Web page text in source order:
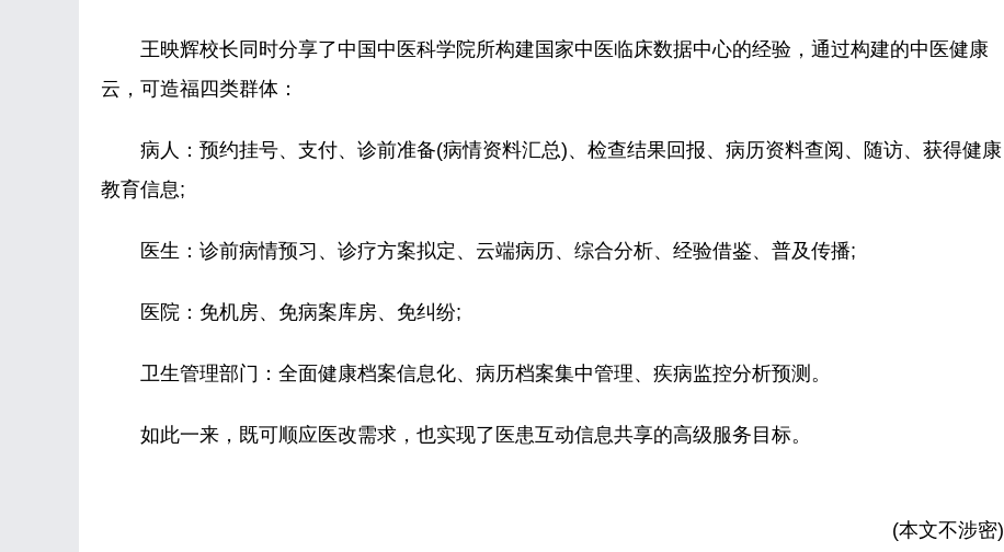
王映辉校长同时分享了中国中医科学院所构建国家中医临床数据中心的经验，通过构建的中医健康
云，可造福四类群体：
病人：预约挂号、支付、诊前准备(病情资料汇总)、检查结果回报、病历资料查阅、随访、获得健康
教育信息;
医生：诊前病情预习、诊疗方案拟定、云端病历、综合分析、经验借鉴、普及传播;
医院：免机房、免病案库房、免纠纷;
卫生管理部门：全面健康档案信息化、病历档案集中管理、疾病监控分析预测。
如此一来，既可顺应医改需求，也实现了医患互动信息共享的高级服务目标。
(本文不涉密)